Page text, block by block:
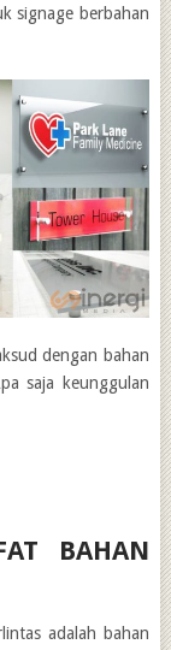
signage berbahan
dengan bahan
saja keunggulan
BAHAN
adalah bahan